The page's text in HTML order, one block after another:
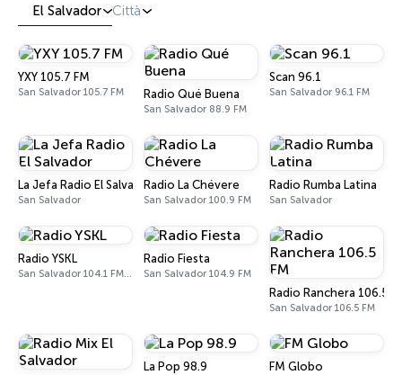
El Salvador Città
YXY 105.7 FM
San Salvador 105.7 FM Radio Qué Buena
San Salvador 88.9 FM
Scan 96.1
San Salvador 96.1 FM
La Jefa Radio El Salvador
San Salvador
Radio La Chévere
San Salvador 100.9 FM
Radio Rumba Latina
San Salvador
Radio YSKL
San Salvador 104.1 FM, 770 AM
Radio Fiesta
San Salvador 104.9 FM
Radio Ranchera 106.5
San Salvador 106.5 FM
La Pop 98.9 FM Globo